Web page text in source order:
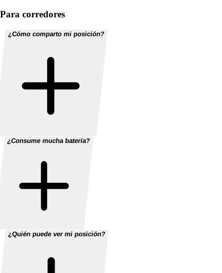
Para corredores
¿Cómo comparto mi posición?
¿Consume mucha batería?
¿Quién puede ver mi posición?